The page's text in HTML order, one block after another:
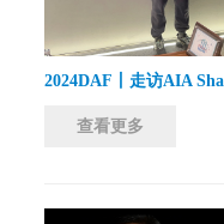
2024DAF丨走访AIA
查看更多